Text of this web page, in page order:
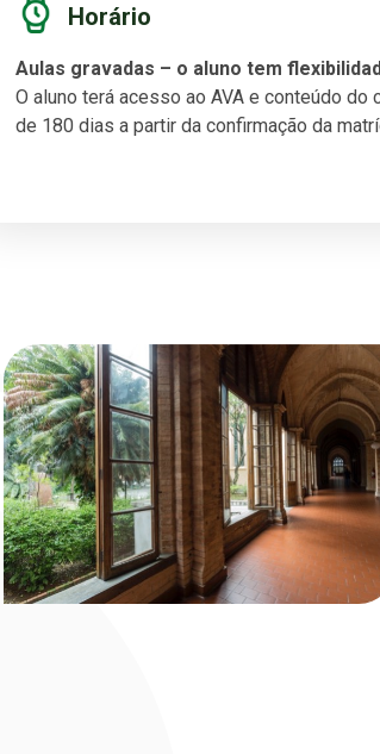
Horário
Aulas gravadas – o aluno tem
O aluno terá acesso ao AVA e conteúdo do
de 180 dias a partir da confirmação da